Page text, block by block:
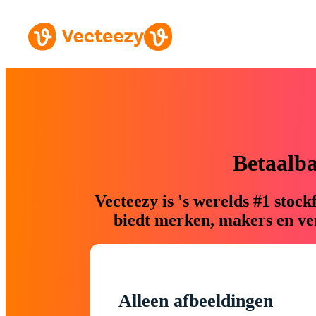
Vecteezy is 's werelds #1
biedt merken, makers en
Alleen afbeeldingen